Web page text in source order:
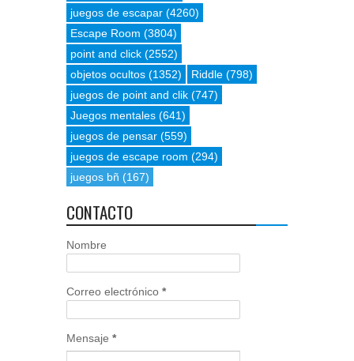
juegos de escapar (4260)
Escape Room (3804)
point and click (2552)
objetos ocultos (1352) Riddle (798)
juegos de point and clik (747)
Juegos mentales (641)
juegos de pensar (559)
juegos de escape room (294)
juegos bñ (167)
CONTACTO
Nombre
Correo electrónico *
Mensaje *